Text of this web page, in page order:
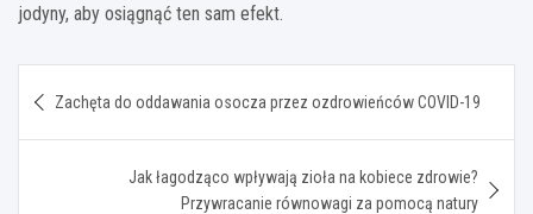
jodyny, aby osiągnąć ten sam efekt.
wpisu
Zachęta do oddawania osocza przez ozdrowieńców COVID-19
Jak łagodząco wpływają zioła na kobiece zdrowie?
Przywracanie równowagi za pomocą natury